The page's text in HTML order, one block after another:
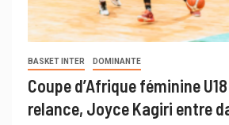
BASKET INTER DOMINANTE
Coupe d’Afrique féminine
relance, Joyce Kagiri entre